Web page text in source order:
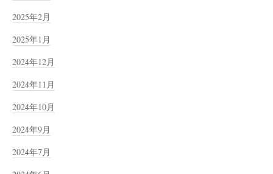
2025年2月
2025年1月
2024年12月
2024年11月
2024年10月
2024年9月
2024年7月